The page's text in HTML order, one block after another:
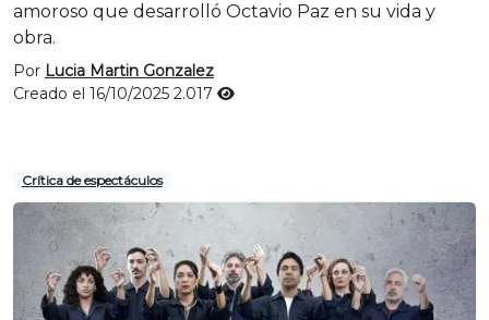
amoroso que desarrolló Octavio Paz en su vida y
obra.
Por Lucia Martin Gonzalez
Creado el 16/10/2025 2.017
Crítica de espectáculos